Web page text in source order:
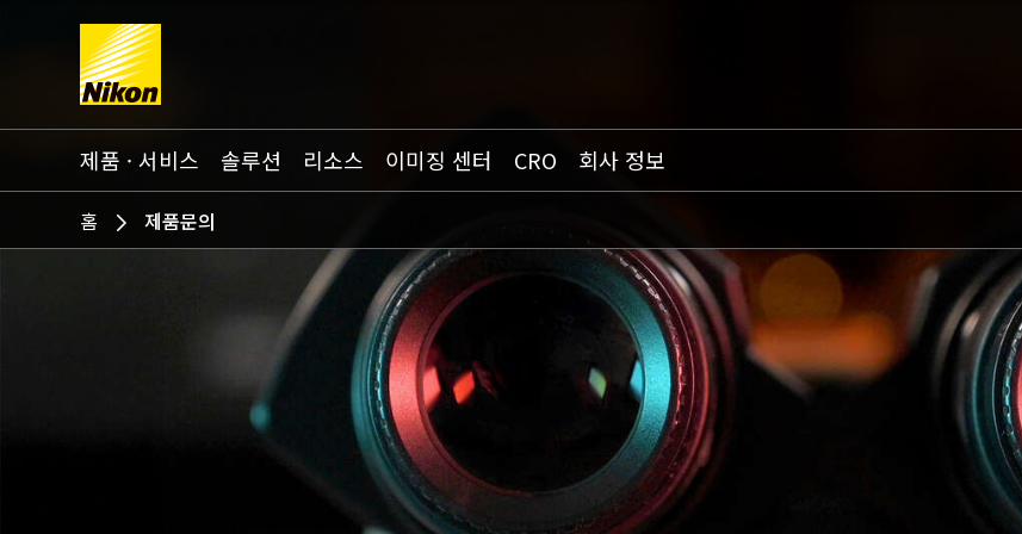
Search keyword(s)
제품 · 서비스 솔루션 리소스 이미징 센터 CRO 회사 정보
홈 제품문의